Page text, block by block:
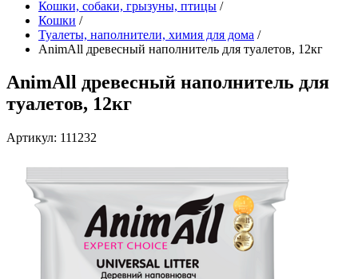
Кошки, собаки, грызуны, птицы /
Кошки /
Туалеты, наполнители, химия для дома /
AnimAll древесный наполнитель для туалетов, 12кг
AnimAll древесный наполнитель для
туалетов, 12кг
Артикул: 111232